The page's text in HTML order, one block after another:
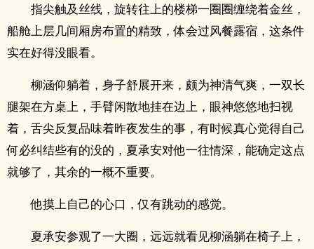
指尖触及丝线，旋转往上的楼梯一圈圈缠绕着金丝，
船舱上层几间厢房布置的精致，体会过风餐露宿，这条件
实在好得没眼看。
柳涵仰躺着，身子舒展开来，颇为神清气爽，一双长
腿架在方桌上，手臂闲散地挂在边上，眼神悠悠地扫视
着，舌尖反复品味着昨夜发生的事，有时候真心觉得自己
何必纠结些有的没的，夏承安对他一往情深，能确定这点
就够了，其余的一概不重要。
他摸上自己的心口，仅有跳动的感觉。
夏承安参观了一大圈，远远就看见柳涵躺在椅子上，